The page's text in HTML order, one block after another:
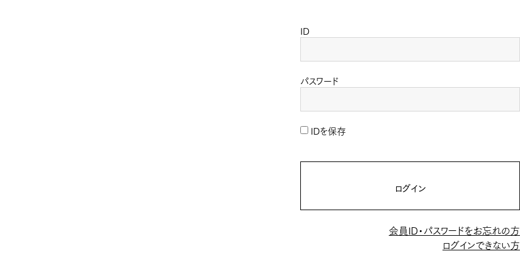
ID
パスワード
IDを保存
ログイン
会員ID・パスワードをお忘れの方
ログインできない方